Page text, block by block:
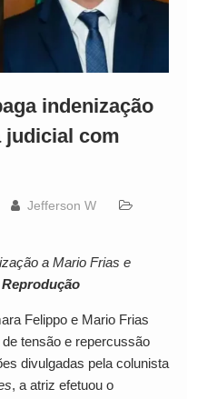
indenização
judicial com
Jefferson W
a Mario Frias e
Felippo e Mario Frias
tensão e repercussão
divulgadas pela colunista
, a atriz efetuou o